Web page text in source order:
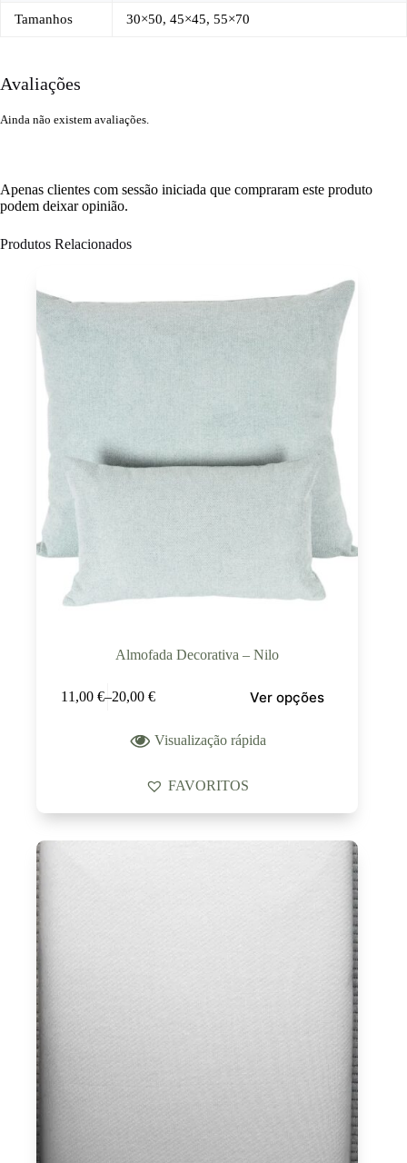
Tamanhos 30×50, 45×45, 55×70
Avaliações
Ainda não existem avaliações.
Apenas clientes com sessão iniciada que compraram este produto
podem deixar opinião.
Produtos Relacionados
Almofada Decorativa – Nilo
11,00 €–20,00 € Ver opções
Visualização rápida
FAVORITOS